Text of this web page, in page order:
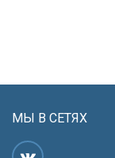
МЫ В СЕТЯХ